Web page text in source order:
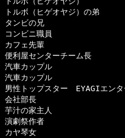
（ヒゲオヤジ）の弟
ビの兄
ビニ職員
ェ先輩
屋センターチーム長
カップル
カップル
ップスター　EYAGIエンタ
社部長
の家主人
劇祭作者
ヤ琴女